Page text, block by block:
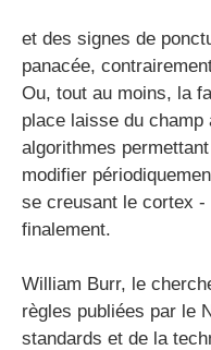
et des signes de
panacée,
Ou, tout au moins, la
place laisse du
algorithmes
modifier
se creusant le cortex -
finalement.
William Burr, le
règles publiées par le
standards et de la